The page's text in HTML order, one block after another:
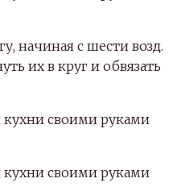
начиная с шести возд.
их в круг и обвязать